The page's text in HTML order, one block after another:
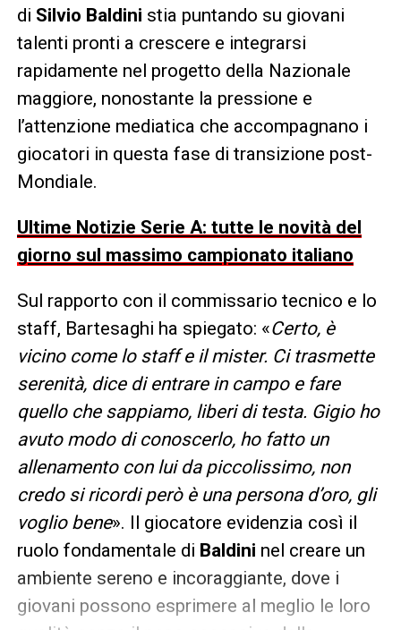
di Silvio Baldini stia puntando su giovani
talenti pronti a crescere e integrarsi
rapidamente nel progetto della Nazionale
maggiore, nonostante la pressione e
l’attenzione mediatica che accompagnano i
giocatori in questa fase di transizione post-
Mondiale.
Ultime Notizie Serie A: tutte le novità del
giorno sul massimo campionato italiano
Sul rapporto con il commissario tecnico e lo
staff, Bartesaghi ha spiegato: «Certo, è
vicino come lo staff e il mister. Ci trasmette
serenità, dice di entrare in campo e fare
quello che sappiamo, liberi di testa. Gigio ho
avuto modo di conoscerlo, ho fatto un
allenamento con lui da piccolissimo, non
credo si ricordi però è una persona d’oro, gli
voglio bene». Il giocatore evidenzia così il
ruolo fondamentale di Baldini nel creare un
ambiente sereno e incoraggiante, dove i
giovani possono esprimere al meglio le loro